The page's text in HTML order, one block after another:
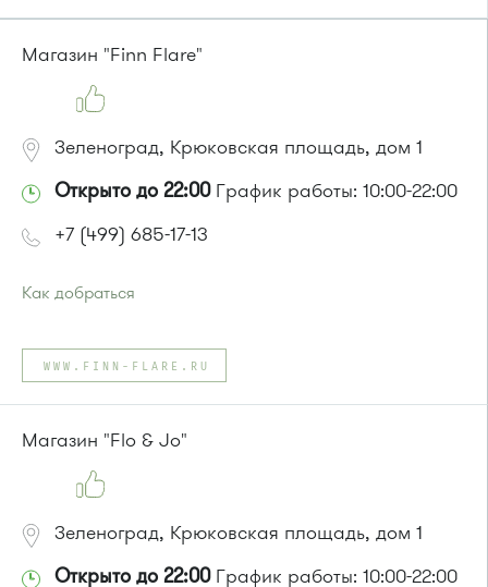
Магазин "Finn Flare"
Зеленоград, Крюковская площадь, дом 1
Открыто до 22:00График работы: 10:00-22:00
+7 (499) 685-17-13
Как добраться
Автобус № 4, 9.
Маршрутка № 721м
или до остановки"Станция Крюково":
377, 390, 476, 493.
Маршрутка № 127, 312, 377, 390, 476, 408м, 409м, 721м,
903, 128, 431м, 900
WWW.FINN-FLARE.RU
Магазин "Flo & Jo"
Зеленоград, Крюковская площадь, дом 1
Открыто до 22:00График работы: 10:00-22:00